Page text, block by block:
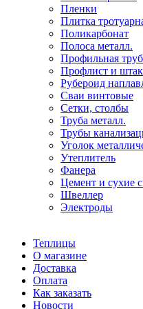
Пленки
Плитка
Поликарбонат
Полоса металл.
Профильная
Профлист и
Рубероид
Сваи винтовые
Сетки, столбы
Труба металл.
Трубы
Уголок
Утеплитель
Фанера
Цемент и сухие
Швеллер
Электроды
Теплицы
О магазине
Доставка
Оплата
Как заказать
Новости